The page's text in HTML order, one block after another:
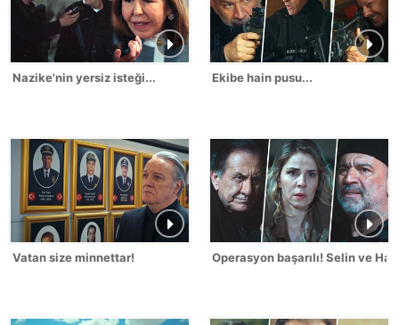
Nazike'nin yersiz isteği... Ekibe hain pusu...
Vatan size minnettar! Operasyon başarılı! Selin ve